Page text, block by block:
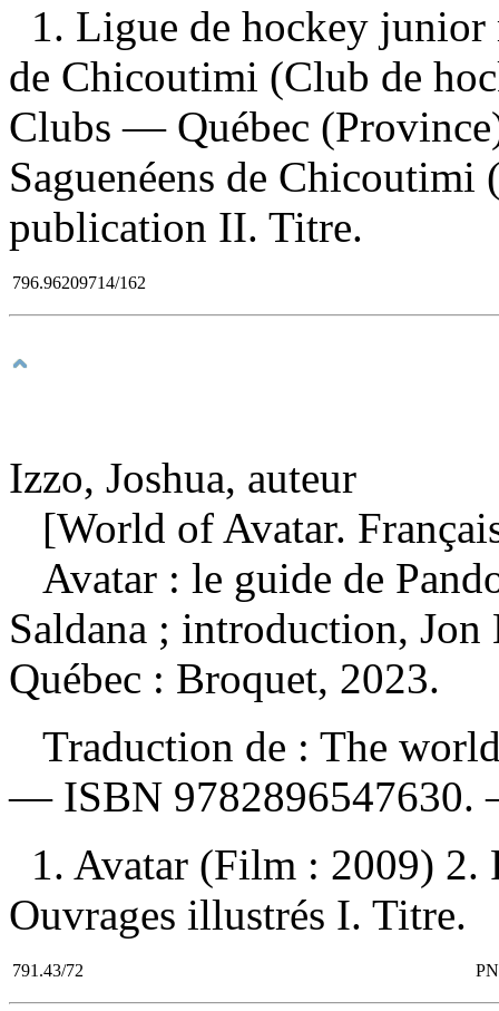
1. Ligue de hockey junior
de Chicoutimi (Club de
Clubs — Québec
Saguenéens de
publication II. Titre.
796.96209714/162
Izzo, Joshua, auteur
[World of Avatar.
Avatar : le guide de
Saldana ; introduction,
Québec : Broquet, 2023.
Traduction de : The
— ISBN 9782896547630.
1. Avatar (Film : 2009)
Ouvrages illustrés I. Titre.
791.43/72